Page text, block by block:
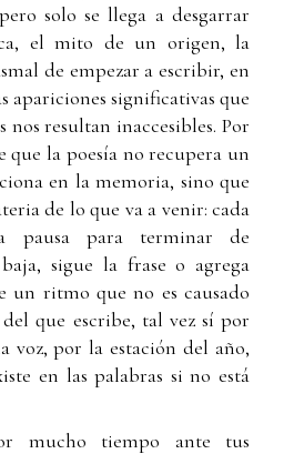
solo se llega a desgarrar
el mito de un origen, la
de empezar a escribir, en
apariciones significativas que
nos resultan inaccesibles. Por
que la poesía no recupera un
en la memoria, sino que
de lo que va a venir: cada
pausa para terminar de
sigue la frase o agrega
un ritmo que no es causado
que escribe, tal vez sí por
voz, por la estación del año,
en las palabras si no está
mucho tiempo ante tus